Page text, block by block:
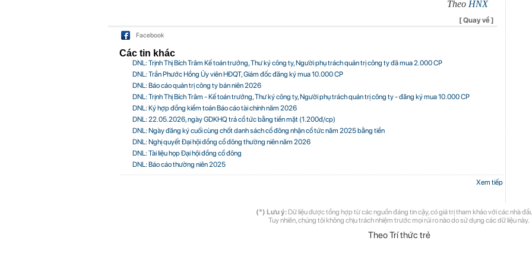
Theo HNX
[ Quay về ]
Facebook
Các tin khác
DNL: Trịnh Thị Bích Trâm Kế toán trưởng, Thư ký công ty, Người phụ trách quản trị công ty đã mua 2.000 CP
DNL: Trần Phước Hồng Ủy viên HĐQT, Giám đốc đăng ký mua 10.000 CP
DNL: Báo cáo quản trị công ty bán niên 2026
DNL: Trịnh Thị Bích Trâm - Kế toán trưởng, Thư ký công ty, Người phụ trách quản trị công ty - đăng ký mua 10.000 CP
DNL: Ký hợp đồng kiểm toán Báo cáo tài chính năm 2026
DNL: 22.05.2026, ngày GDKHQ trả cổ tức bằng tiền mặt (1.200đ/cp)
DNL: Ngày đăng ký cuối cùng chốt danh sách cổ đông nhận cổ tức năm 2025 bằng tiền
DNL: Nghị quyết Đại hội đồng cổ đông thường niên năm 2026
DNL: Tài liệu họp Đại hội đồng cổ đông
DNL: Báo cáo thường niên 2025
Xem tiếp
(*) Lưu ý: Dữ liệu được tổng hợp từ các nguồn đáng tin cậy, có giá trị tham khảo với các nhà
Tuy nhiên, chúng tôi không chịu trách nhiệm trước mọi rủi ro nào do sử dụng các dữ liệu này.
Theo Trí thức trẻ